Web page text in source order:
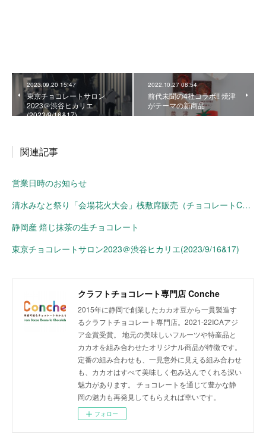
2023.09.20 15:47
東京チョコレートサロン
2023＠渋谷ヒカリエ
(2023/9/16&17)
2022.10.27 08:54
前代未聞の4社コラボ!! 焼津
がテーマの新商品
関連記事
営業日時のお知らせ
清水みなと祭り「会場花火大会」桟敷席販売（チョコレートConche）
静岡産 焙じ抹茶の生チョコレート
東京チョコレートサロン2023＠渋谷ヒカリエ(2023/9/16&17)
クラフトチョコレート専門店 Conche
2015年に静岡で創業したカカオ豆から一貫製造す
るクラフトチョコレート専門店。2021-22ICAアジ
ア金賞受賞。 地元の美味しいフルーツや特産品と
カカオを組み合わせたオリジナル商品が特徴です。
定番の組み合わせも、一見意外に見える組み合わせ
も、カカオはすべて美味しく包み込んでくれる深い
魅力があります。 チョコレートを通じて豊かな静
岡の魅力も再発見してもらえれば幸いです。
フォロー